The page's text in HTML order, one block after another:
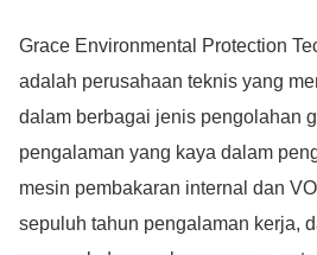
Grace Environmental Protection
adalah perusahaan teknis yang
dalam berbagai jenis pengolahan
pengalaman yang kaya dalam
mesin pembakaran internal dan
sepuluh tahun pengalaman kerja,